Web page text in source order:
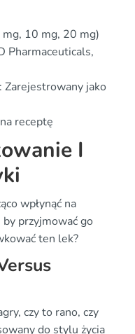
10 mg, 20 mg)
Pharmaceuticals,
jako
receptę
I
wpłynąć na
przyjmować go
ten lek?
czy to rano, czy
do stylu życia